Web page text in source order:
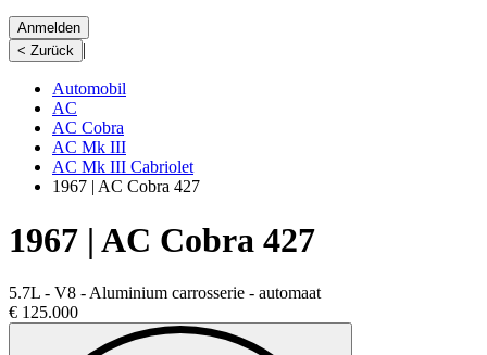
Anmelden
< Zurück |
Automobil
AC
AC Cobra
AC Mk III
AC Mk III Cabriolet
1967 | AC Cobra 427
1967 | AC Cobra 427
5.7L - V8 - Aluminium carrosserie - automaat
€ 125.000